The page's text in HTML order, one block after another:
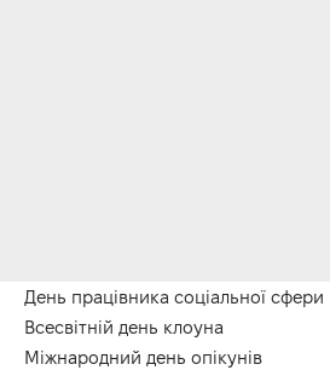
День працівника соціальної сфери
Всесвітній день клоуна
Міжнародний день опікунів